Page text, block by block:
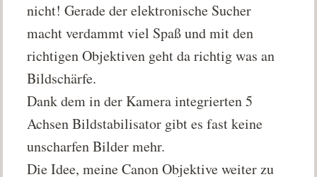
nicht! Gerade der elektronische Sucher
macht verdammt viel Spaß und mit den
richtigen Objektiven geht da richtig was an
Bildschärfe.
Dank dem in der Kamera integrierten 5
Achsen Bildstabilisator gibt es fast keine
unscharfen Bilder mehr.
Die Idee, meine Canon Objektive weiter zu